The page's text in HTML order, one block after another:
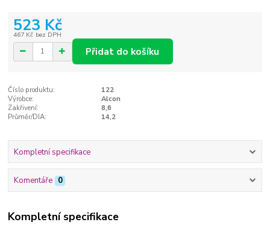
523 Kč
467 Kč bez DPH
Přidat do košíku
Číslo produktu:
122
Výrobce:
Alcon
Zakřivení:
8,6
Průměr/DIA:
14,2
Kompletní specifikace
Komentáře 0
Kompletní specifikace